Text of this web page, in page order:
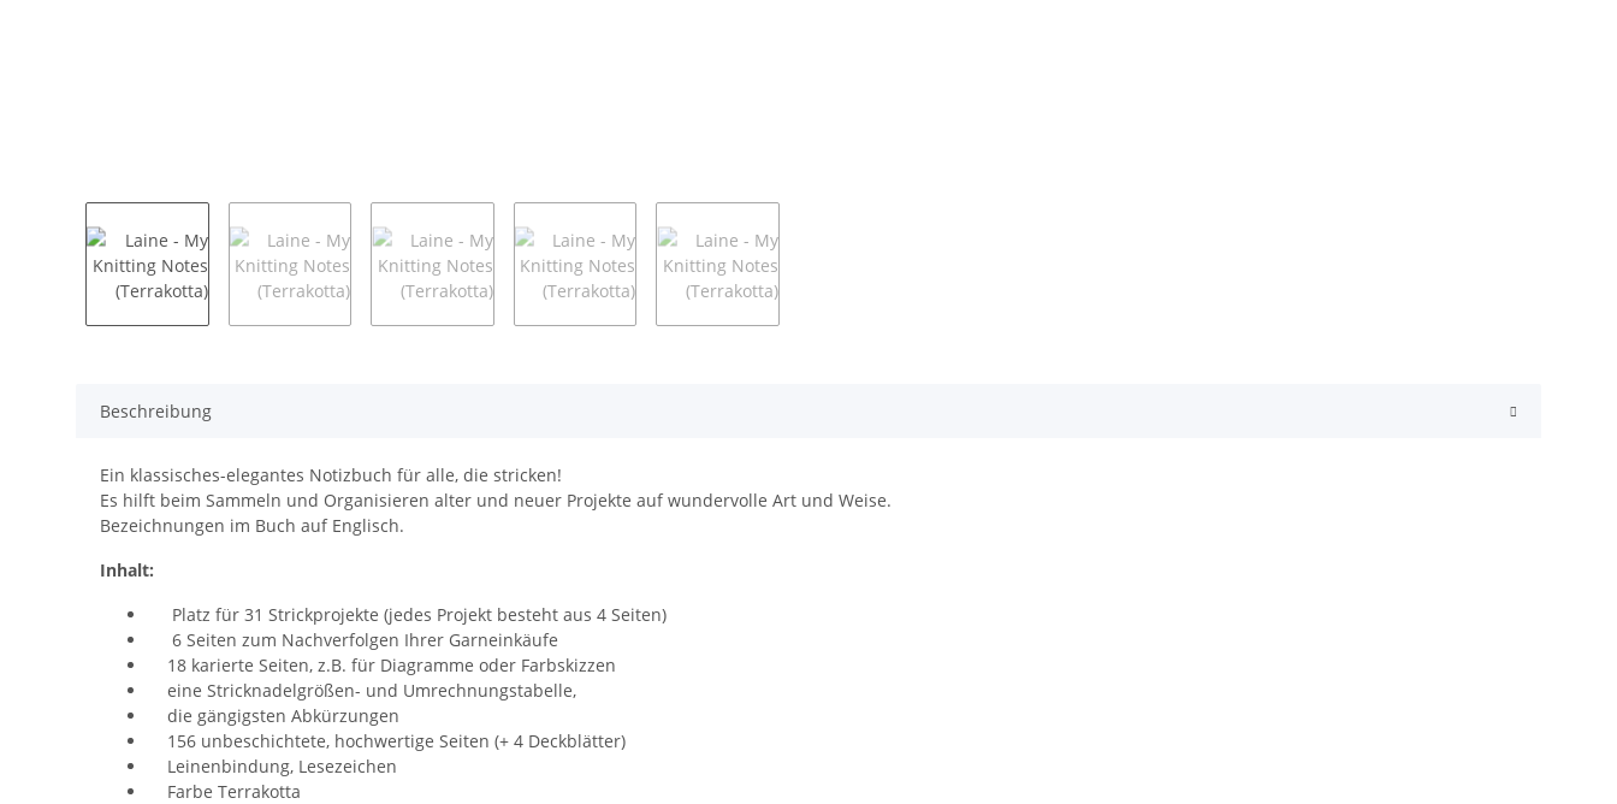
Beschreibung
Ein klassisches-elegantes Notizbuch für alle, die stricken!
Es hilft beim Sammeln und Organisieren alter und neuer Projekte auf wundervolle Art und Weise.
Bezeichnungen im Buch auf Englisch.
Inhalt:
Platz für 31 Strickprojekte (jedes Projekt besteht aus 4 Seiten)
6 Seiten zum Nachverfolgen Ihrer Garneinkäufe
18 karierte Seiten, z.B. für Diagramme oder Farbskizzen
eine Stricknadelgrößen- und Umrechnungstabelle,
die gängigsten Abkürzungen
156 unbeschichtete, hochwertige Seiten (+ 4 Deckblätter)
Leinenbindung, Lesezeichen
Farbe Terrakotta